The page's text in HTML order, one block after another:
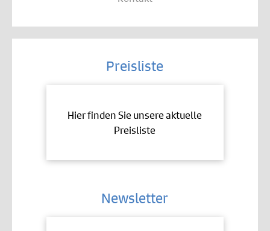
Preisliste
Hier finden Sie unsere aktuelle
Preisliste
Newsletter